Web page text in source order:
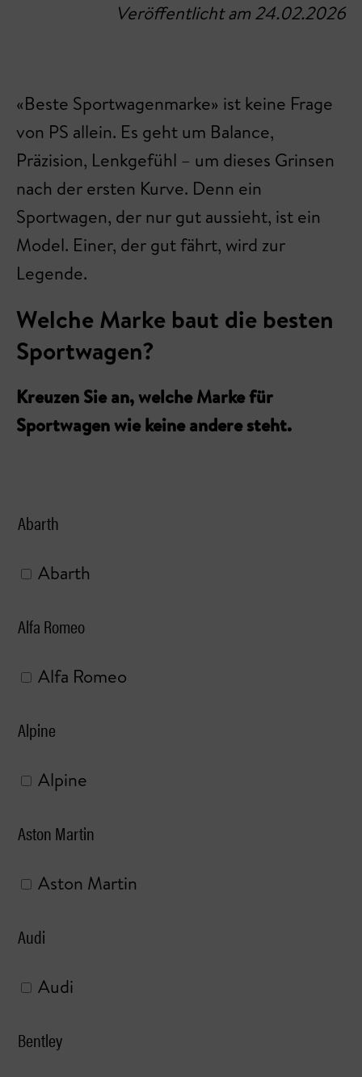
Veröffentlicht am 24.02.2026
«Beste Sportwagenmarke» ist keine Frage
von PS allein. Es geht um Balance,
Präzision, Lenkgefühl – um dieses Grinsen
nach der ersten Kurve. Denn ein
Sportwagen, der nur gut aussieht, ist ein
Model. Einer, der gut fährt, wird zur
Legende.
Welche Marke baut die besten
Sportwagen?
Kreuzen Sie an, welche Marke für
Sportwagen wie keine andere steht.
Abarth
Abarth
Alfa Romeo
Alfa Romeo
Alpine
Alpine
Aston Martin
Aston Martin
Audi
Audi
Bentley